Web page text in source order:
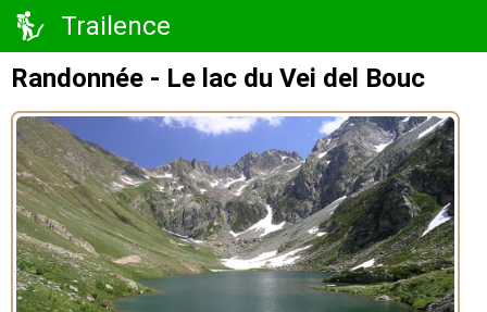
Trailence
Randonnée - Le lac du Vei del Bouc